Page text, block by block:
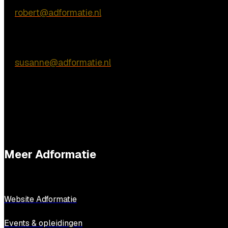
robert@adformatie.nl
susanne@adformatie.nl
Meer Adformatie
Website Adformatie
Events & opleidingen